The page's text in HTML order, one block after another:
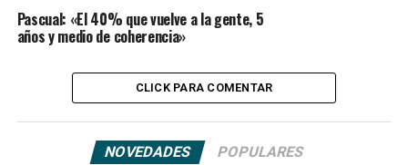
Pascual: «El 40% que vuelve a la gente, 5
años y medio de coherencia»
CLICK PARA COMENTAR
NOVEDADES POPULARES